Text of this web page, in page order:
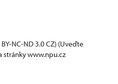
BY-NC-ND 3.0 CZ) (Uveďte
stránky www.npu.cz